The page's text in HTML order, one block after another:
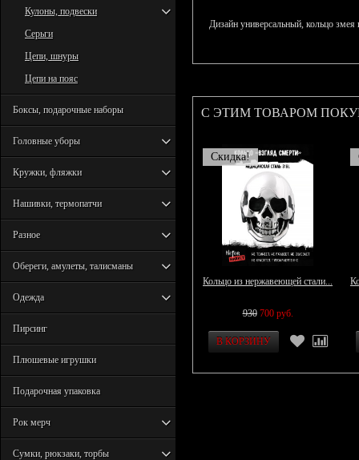
Кулоны, подвески
Серьги
Цепи, шнуры
Цепи на пояс
Боксы, подарочные наборы
Головные уборы
Кружки, фляжки
Нашивки, термопатчи
Разное
Обереги, амулеты, талисманы
Одежда
Пирсинг
Плюшевые игрушки
Подарочная упаковка
Рок мерч
Сумки, рюкзаки, торбы
Дизайн универсальный, кольцо
С ЭТИМ ТОВАРОМ
Скидка!
Кольцо из нержавеющей стали...
930 700 руб.